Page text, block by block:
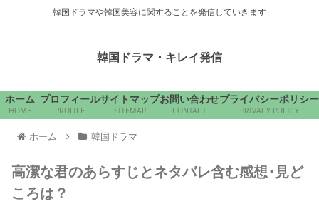
韓国ドラマや韓国美容に関することを発信していきます
韓国ドラマ・キレイ発信
ホーム
HOME
プロフィール
PROFILE
サイトマップ
SITEMAP
お問い合わせ
CONTACT
プライバシーポリシー
PRIVACY POLICY
ホーム 韓国ドラマ
高潔な君のあらすじとネタバレ含む感想･見ど
ころは？